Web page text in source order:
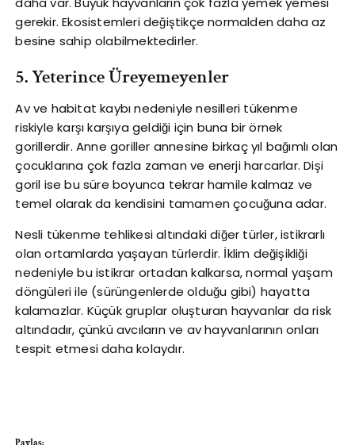
gerekir. Ekosistemleri değiştikçe normalden daha az
besine sahip olabilmektedirler.
5. Yeterince Üreyemeyenler
Av ve habitat kaybı nedeniyle nesilleri tükenme
riskiyle karşı karşıya geldiği için buna bir örnek
gorillerdir. Anne goriller annesine birkaç yıl bağımlı olan
çocuklarına çok fazla zaman ve enerji harcarlar. Dişi
goril ise bu süre boyunca tekrar hamile kalmaz ve
temel olarak da kendisini tamamen çocuğuna adar.
Nesli tükenme tehlikesi altındaki diğer türler, istikrarlı
olan ortamlarda yaşayan türlerdir. İklim değişikliği
nedeniyle bu istikrar ortadan kalkarsa, normal yaşam
döngüleri ile (sürüngenlerde olduğu gibi) hayatta
kalamazlar. Küçük gruplar oluşturan hayvanlar da risk
altındadır, çünkü avcıların ve av hayvanlarının onları
tespit etmesi daha kolaydır.